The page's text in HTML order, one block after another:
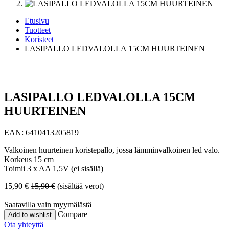
Etusivu
Tuotteet
Koristeet
LASIPALLO LEDVALOLLA 15CM HUURTEINEN
LASIPALLO LEDVALOLLA 15CM
HUURTEINEN
EAN: 6410413205819
Valkoinen huurteinen koristepallo, jossa lämminvalkoinen led valo.
Korkeus 15 cm
Toimii 3 x AA 1,5V (ei sisällä)
15,90 € 15,90€ (sisältää verot)
Saatavilla vain myymälästä
Add to wishlist
Compare
Ota yhteyttä